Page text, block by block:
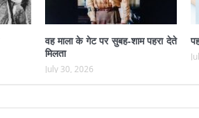
वह माला के गेट पर सुबह-शाम पहरा देते
मिलता
July 30, 2026